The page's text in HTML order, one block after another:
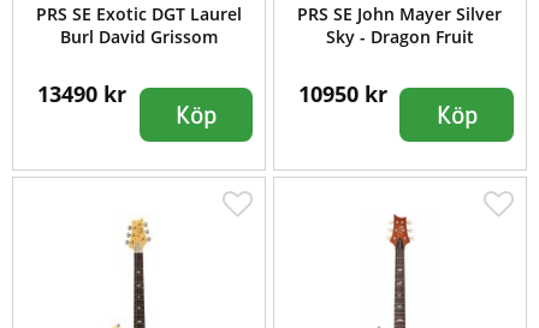
PRS SE Exotic DGT Laurel
Burl David Grissom
13490 kr
Köp
PRS SE John Mayer Silver
Sky - Dragon Fruit
10950 kr
Köp